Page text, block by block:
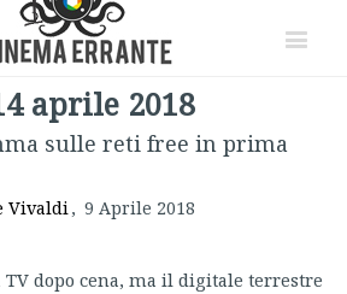
aprile 2018
sulle reti free in prima
Vivaldi, 9 Aprile 2018
TV dopo cena, ma il digitale terrestre